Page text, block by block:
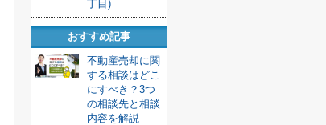
丁目)
おすすめ記事
不動産売却に関
する相談はどこ
にすべき？3つ
の相談先と相談
内容を解説